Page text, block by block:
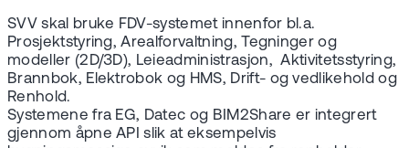
SVV skal bruke FDV-systemet innenfor bl.a.
Prosjektstyring, Arealforvaltning, Tegninger og
modeller (2D/3D), Leieadministrasjon, Aktivitetsstyring,
Brannbok, Elektrobok og HMS, Drift- og vedlikehold og
Renhold.
Systemene fra EG, Datec og BIM2Share er integrert
gjennom åpne API slik at eksempelvis